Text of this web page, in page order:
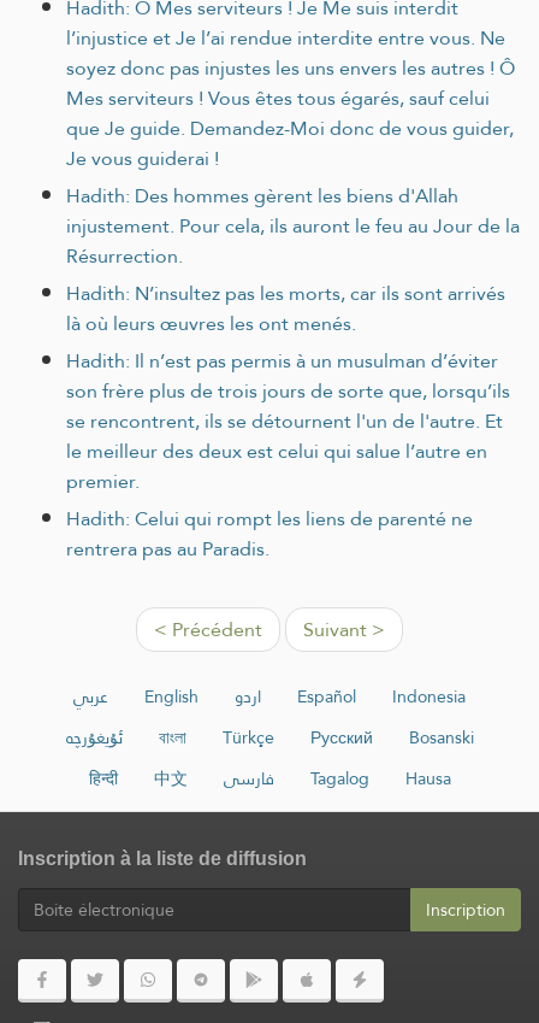
Hadith: Ô Mes serviteurs ! Je Me suis interdit
l’injustice et Je l’ai rendue interdite entre vous. Ne
soyez donc pas injustes les uns envers les autres ! Ô
Mes serviteurs ! Vous êtes tous égarés, sauf celui
que Je guide. Demandez-Moi donc de vous guider,
Je vous guiderai !
Hadith: Des hommes gèrent les biens d'Allah
injustement. Pour cela, ils auront le feu au Jour de la
Résurrection.
Hadith: N’insultez pas les morts, car ils sont arrivés
là où leurs œuvres les ont menés.
Hadith: Il n’est pas permis à un musulman d’éviter
son frère plus de trois jours de sorte que, lorsqu’ils
se rencontrent, ils se détournent l'un de l'autre. Et
le meilleur des deux est celui qui salue l’autre en
premier.
Hadith: Celui qui rompt les liens de parenté ne
rentrera pas au Paradis.
< Précédent Suivant >
عربي English اردو Español
Indonesia
ئۇيغۇرچە
বাংলা Türkçe Русский
Bosanski
हिन्दी
中文 فارسی Tagalog Hausa
Inscription à la liste de diffusion
Inscription